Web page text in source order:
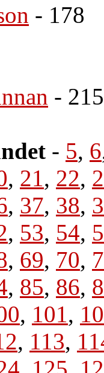
- 178
- 215
- 5, 6
, 21, 22,
, 37, 38,
, 53, 54,
, 69, 70,
, 85, 86,
, 101,
, 113,